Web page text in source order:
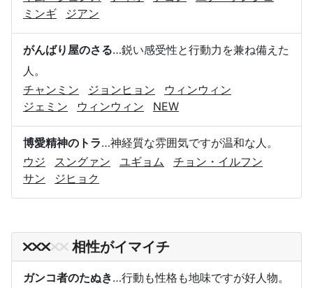
ミンギ
ジアン
がんばり屋のさる…鋭い感受性と行動力を兼ね備えた
人。
チャンミン
ジョンヒョン
ウィンウィン
ジェミン
ウィンウィン NEW
博愛精神のトラ…神経質な雰囲気ですが温和な人。
ウジ
スングァン ユギョム
チョン・イルフン
サン
ジヒョク
相性がイマイチ
ガンコ者のたぬき…行動も性格も地味ですが好人物。